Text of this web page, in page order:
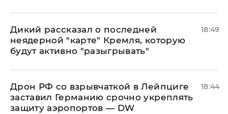
Дикий рассказал о последней
неядерной "карте" Кремля, которую
будут активно "разыгрывать"
18:49
​Дрон РФ со взрывчаткой в Лейпциге
заставил Германию срочно укреплять
защиту аэропортов — DW
18:44